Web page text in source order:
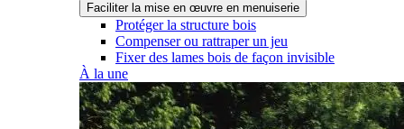
Faciliter la mise en œuvre en menuiserie
Protéger la structure bois
Compenser ou rattraper un jeu
Fixer des lames bois de façon invisible
À la une